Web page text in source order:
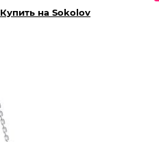
Купить на Sokolov